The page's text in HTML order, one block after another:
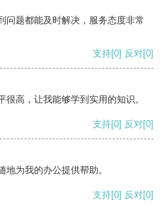
问题都能及时解决，服务态度非常
支持[0] 反对[0]
高，让我能够学到实用的知识。
支持[0] 反对[0]
为我的办公提供帮助。
支持[0] 反对[0]